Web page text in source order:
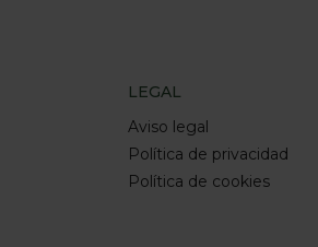
LEGAL
Aviso legal
Política de privacidad
Política de cookies